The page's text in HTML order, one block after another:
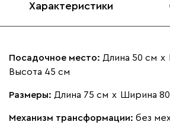
Бежевый Изумруд Марсала
Характеристики
Посадочное место: Длина 50 см х
Высота 45 см
Размеры: Длина 75 см х Ширина
Механизм трансформации: без